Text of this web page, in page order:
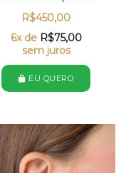
R$450,00
6x de R$75,00
sem juros
EU QUERO